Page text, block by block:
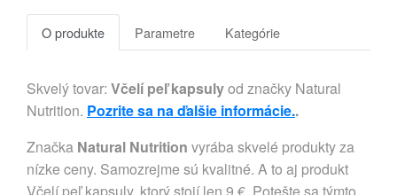
O produkte Parametre Kategórie
Skvelý tovar: Včelí peľ kapsulyod značky Natural
Nutrition. Pozrite sa na ďalšie informácie..
Značka Natural Nutrition vyrába skvelé produkty za
nízke ceny. Samozrejme sú kvalitné. A to aj produkt